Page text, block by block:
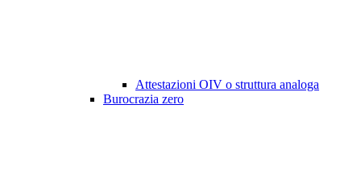
Attestazioni OIV o struttura analoga
Burocrazia zero